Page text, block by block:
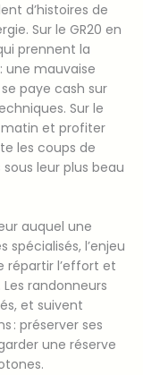
d’histoires de
Sur le GR20 en
prennent la
une mauvaise
paye cash sur
Sur le
et profiter
les coups de
leur plus beau
auquel une
l’enjeu
répartir l’effort et
randonneurs
et suivent
: préserver ses
une réserve